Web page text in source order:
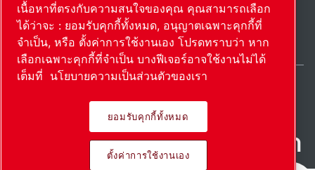
แผนผังเว็บไซต์ตั้งค่าการใช้งานเอง © 2026 ลิขสิทธิ์
Thailand / TH
ผลิตภัณฑ์ที่เป็นนวัตกรรม นํา
เนื้อหาที่ตรงกับความสนใจของคุณ คุณสามารถเลือก
ได้ว่าจะ : ยอมรับคุกกี้ทั้งหมด, อนุญาตเฉพาะคุกกี้ที่
จำเป็น, หรือ ตั้งค่าการใช้งานเอง โปรดทราบว่า หาก
เลือกเฉพาะคุกกี้ที่จำเป็น บางฟีเจอร์อาจใช้งานไม่ได้
เต็มที่ นโยบายความเป็นส่วนตัวของเรา
ยอมรับคุกกี้ทั้งหมด
ตั้งค่าการใช้งานเอง